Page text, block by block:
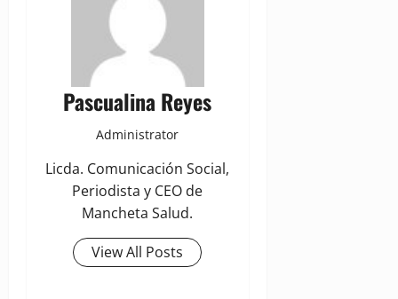
Pascualina Reyes
Administrator
Licda. Comunicación Social,
Periodista y CEO de
Mancheta Salud.
View All Posts